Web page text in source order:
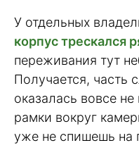
У отдельных
корпус трескался
переживания тут
Получается, часть
оказалась вовсе
рамки вокруг
уже не спишешь на